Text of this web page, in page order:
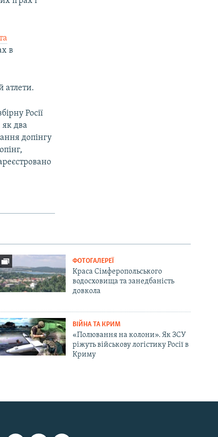
в
атлети.
Росії
як два
допінгу
ФОТОГАЛЕРЕЇ
Краса Сімферопольського
водосховища та занедбаність
довкола
ВІЙНА ТА КРИМ
«Полювання на колони». Як ЗСУ
ріжуть військову логістику Росії в
Криму